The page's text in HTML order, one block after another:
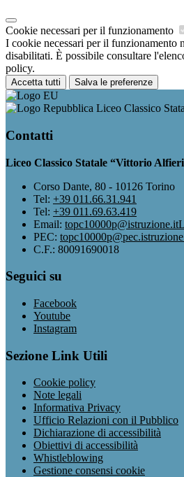
Cookie necessari per il funzionamento
I cookie necessari per il funzionamento
disabilitati. È possibile consultare
policy.
Accetta tutti Salva le preferenze
Liceo Classico
Contatti
Liceo Classico Statale “Vittorio
Corso Dante, 80 - 10126 Torino
Tel: +39 011.66.31.941
Tel: +39 011.69.63.419
Email: topc10000p@istruzione.it
PEC:
C.F.: 80091690018
Seguici su
Facebook
Youtube
Instagram
Sezione Link Utili
Cookie policy
Note legali
Informativa Privacy
Ufficio Relazioni con il Pubblico
Dichiarazione di accessibilità
Obiettivi di accessibilità
Whistleblowing
Gestione consensi cookie